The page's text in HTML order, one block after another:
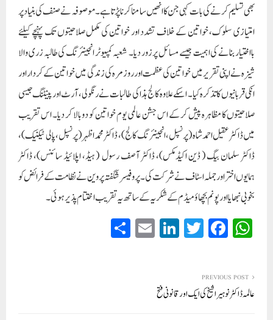
بھی تسلیم کرنے کی بات کہی جن کا انھیں سامنا کرنا پڑتا ہے۔ موصوفہ نے صنف کی بنیاد پر
امتیازی سلوک، خواتین کے خلاف تشدد اور خواتین کی مکمل صلاحیتوں تک پہنچے کیلئے
بااختیار بنانے کی اہمیت جیسے مسائل پر زور دیا۔ شعبہ کمپیوٹر انجینئرنگ کی طالبہ زری والا
شیزہ نے اپنی تقریر میں خواتین کی عظمت اور روز مرہ کی زندگی میں خواتین کے کردار اور
انکی قربانیوں کا تذکرہ کیا۔ اسکے علاوہ کالج ہذا کی طالبات نے رنگولی، آرٹ اور پینٹنگ جیسی
صلاحیتوں کا مظاہرہ پیش کر کے اس جشن عالمی یوم خواتین کو دوبالا کر دیا۔ اس تقریب
میں ڈاکٹر عقیل احمد شاہ ( پرنسپل، انجینئرنگ کالج)، ڈاکٹر محمد اظہر ( پرنسپل، پالی ٹیکنیک) ،
ڈاکٹر سلمان بیگ ( ڈین اکیڈمکس)، ڈاکٹر آصف رسول ( ہیڈ، اپلائیڈ سائنس)، ڈاکٹر
ہمایوں اختر اور جملہ اسٹاف نے شرکت کی۔ پروفیسر شگفتہ پروین نے نظامت کے فرائض کو
بخوبی نبھایا اور پونم بچھاؤ میڈم کے شکریہ کے ساتھ یہ تقریب اختتام پذیر ہوئی۔
W
ha
A
pp
Fa
ce
ok
T
wi
r
Li
nk
In
E
m
PREVIOUS POST
عالمہ ڈاکٹر نوہیرا شیخ کی ایک اور قانونی فتح